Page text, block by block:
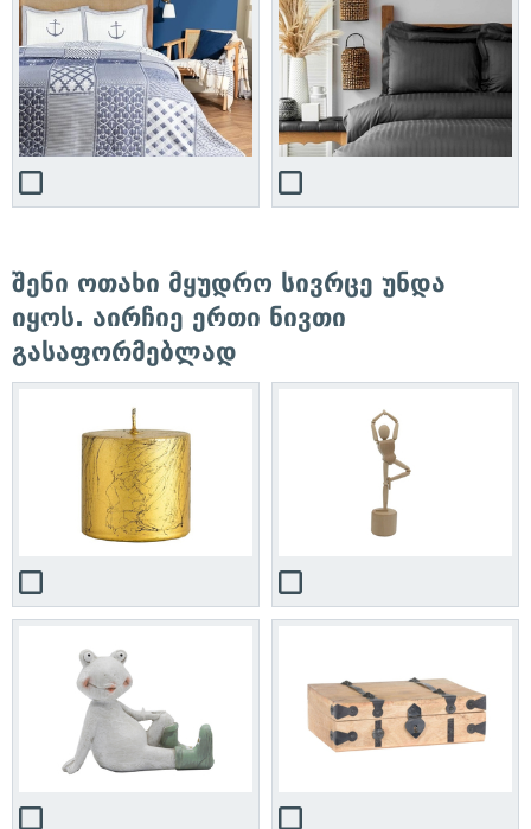
შენი ოთახი მყუდრო სივრცე უნდა
იყოს. აირჩიე ერთი ნივთი
გასაფორმებლად